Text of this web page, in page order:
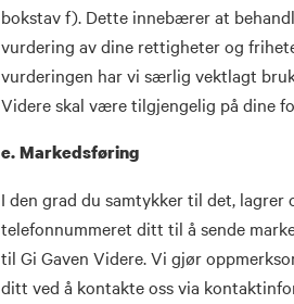
bokstav f). Dette innebærer at
vurdering av dine rettigheter og
vurderingen har vi særlig vektlagt
Videre skal være tilgjengelig på dine
e. Markedsføring
I den grad du samtykker til det,
telefonnummeret ditt til å sende
til Gi Gaven Videre. Vi gjør
ditt ved å kontakte oss via